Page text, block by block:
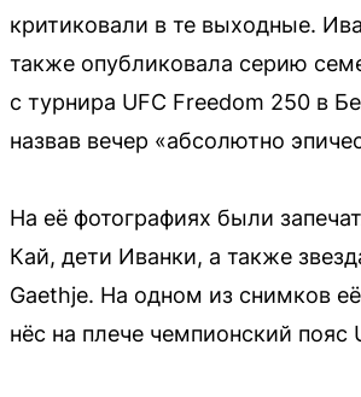
критиковали в те выходные.
также опубликовала серию
с турнира UFC Freedom 250 в
назвав вечер «абсолютно
На её фотографиях были
Кай, дети Иванки, а также
Gaethje. На одном из снимков
нёс на плече чемпионский пояс